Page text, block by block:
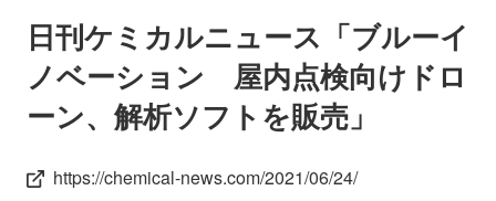
日刊ケミカルニュース「ブルーイ
ノベーション 屋内点検向けドロ
ーン、解析ソフトを販売」
https://chemical-news.com/2021/06/24/